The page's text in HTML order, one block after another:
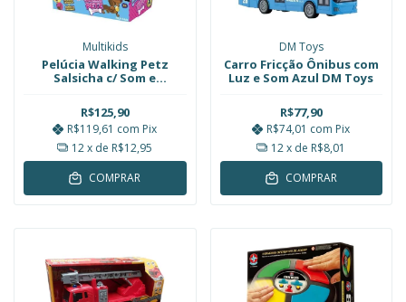
Multikids
Pelúcia Walking Petz
Salsicha c/ Som e
R$125,90
R$119,61 com Pix
12x de R$12,95
COMPRAR
DM Toys
Carro Fricção Ônibus com
Luz e Som Azul DM Toys
R$77,90
R$74,01 com Pix
12x de R$8,01
COMPRAR